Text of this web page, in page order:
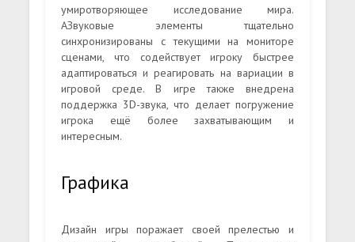
умиротворяющее исследование мира.
АЗвуковые элементы тщательно
синхронизированы с текущими на мониторе
сценами, что содействует игроку быстрее
адаптироваться и реагировать на вариации в
игровой среде. В игре также внедрена
поддержка 3D-звука, что делает погружение
игрока ещё более захватывающим и
интересным.
Графика
Дизайн игры поражает своей прелестью и